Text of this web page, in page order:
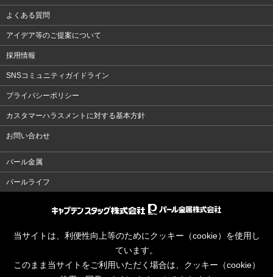
よくある質問
アイデア等のご提案について
採用情報
SNSコミュニティガイドライン
プライバシーポリシー
カスタマーハラスメントに対する基本方針
お問い合わせ
パール金属
パールライフ
当サイトは、利便性向上等のためにクッキー（cookie）を使用し
ています。
このまま当サイトをご利用いただく場合は、クッキー（cookie）